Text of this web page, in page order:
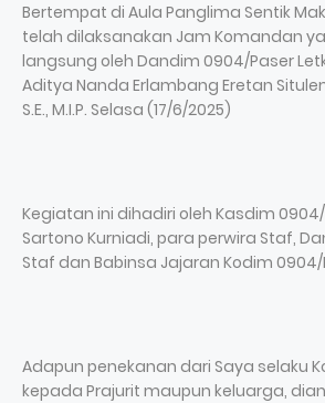
Bertempat di Aula Panglima Sentik
telah dilaksanakan Jam Komandan
langsung oleh Dandim 0904/Paser
Aditya Nanda Erlambang Eretan
S.E., M.I.P. Selasa (17/6/2025)
Kegiatan ini dihadiri oleh Kasdim
Sartono Kurniadi, para perwira Staf,
Staf dan Babinsa Jajaran Kodim 0904/
Adapun penekanan dari Saya selaku
kepada Prajurit maupun keluarga,